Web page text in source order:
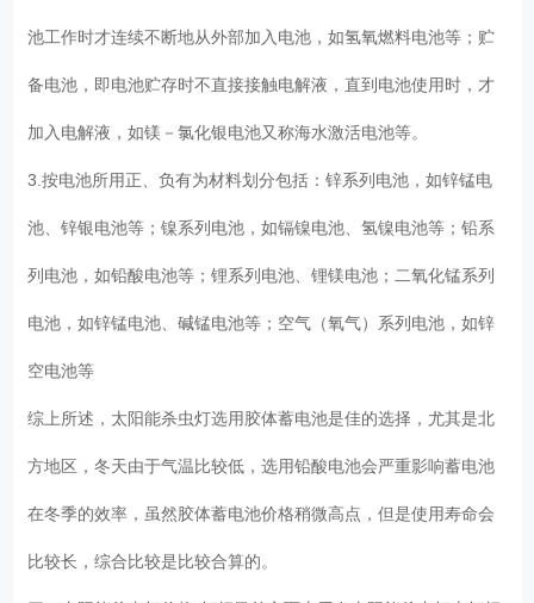
池工作时才连续不断地从外部加入电池，如氢氧燃料电池等；贮
备电池，即电池贮存时不直接接触电解液，直到电池使用时，才
加入电解液，如镁－氯化银电池又称海水激活电池等。
3.按电池所用正、负有为材料划分包括：锌系列电池，如锌锰电
池、锌银电池等；镍系列电池，如镉镍电池、氢镍电池等；铅系
列电池，如铅酸电池等；锂系列电池、锂镁电池；二氧化锰系列
电池，如锌锰电池、碱锰电池等；空气（氧气）系列电池，如锌
空电池等
综上所述，太阳能杀虫灯选用胶体蓄电池是佳的选择，尤其是北
方地区，冬天由于气温比较低，选用铅酸电池会严重影响蓄电池
在冬季的效率，虽然胶体蓄电池价格稍微高点，但是使用寿命会
比较长，综合比较是比较合算的。